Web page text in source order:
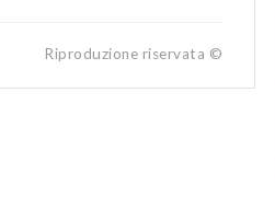
Riproduzione riservata ©